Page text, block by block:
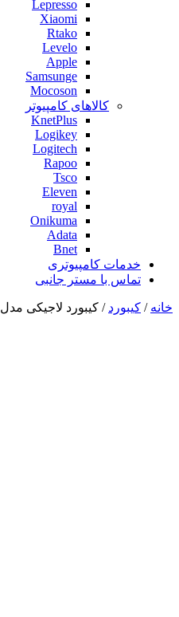
Lepresso
Xiaomi
Rtako
Levelo
Apple
Samsunge
Mocoson
کالاهای کامپیوتر
KnetPlus
Logikey
Logitech
Rapoo
Tsco
Eleven
royal
Onikuma
Adata
Bnet
خدمات کامپیوتری
تماس با مستر جانبی
خانه / کیبورد / کیبورد لاجیکی مدل K320M